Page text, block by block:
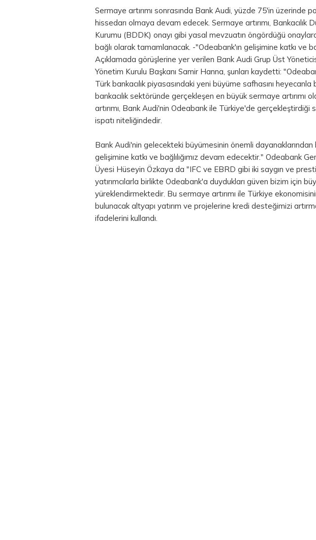
Sermaye artırımı sonrasında Bank Audi, yüzde 75'in üzerinde
hissedarı olmaya devam edecek. Sermaye artırımı,
Kurumu (BDDK) onayı gibi yasal mevzuatın öngördüğü
bağlı olarak tamamlanacak. -"Odeabank'ın gelişimine katkı ve
Açıklamada görüşlerine yer verilen Bank Audi Grup Üst
Yönetim Kurulu Başkanı Samir Hanna, şunları kaydetti:
Türk bankacılık piyasasındaki yeni büyüme safhasını
bankacılık sektöründe gerçekleşen en büyük sermaye artırımı
artırımı, Bank Audi'nin Odeabank ile Türkiye'de gerçekleştirdiği
ispatı niteliğindedir.
Bank Audi'nin gelecekteki büyümesinin önemli dayanaklarından
gelişimine katkı ve bağlılığımız devam edecektir." Odeabank
Üyesi Hüseyin Özkaya da "IFC ve EBRD gibi iki saygın ve
yatırımcılarla birlikte Odeabank'a duydukları güven bizim için
yüreklendirmektedir. Bu sermaye artırımı ile Türkiye
bulunacak altyapı yatırım ve projelerine kredi desteğimizi
ifadelerini kullandı.